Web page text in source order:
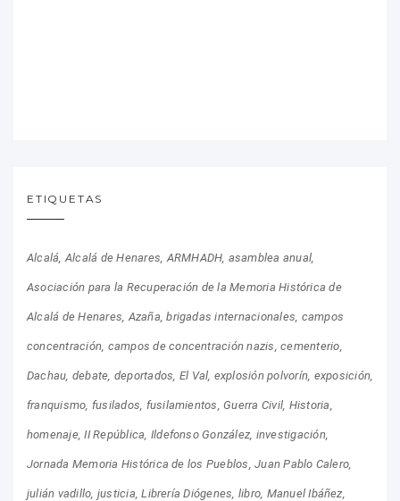
ETIQUETAS
Alcalá Alcalá de Henares ARMHADH asamblea anual
Asociación para la Recuperación de la Memoria Histórica de
Alcalá de Henares Azaña brigadas internacionales campos
concentración campos de concentración nazis cementerio
Dachau debate deportados El Val explosión polvorín exposición
franquismo fusilados fusilamientos Guerra Civil Historia
homenaje II República Ildefonso González investigación
Jornada Memoria Histórica de los Pueblos Juan Pablo Calero
julián vadillo justicia Librería Diógenes libro Manuel Ibáñez